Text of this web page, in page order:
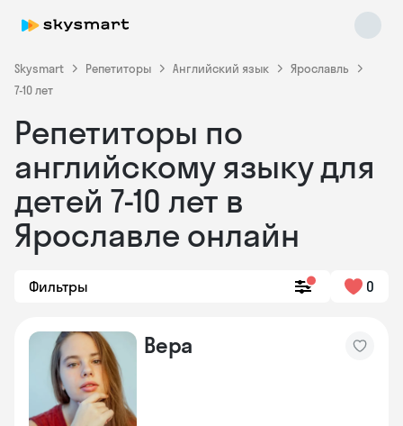
Skysmart Репетиторы Английский язык
Ярославль
7-10 лет
Репетиторы по
английскому языку для
детей 7-10 лет в
Ярославле онлайн
Фильтры 0
Вера
Skysmart Chat